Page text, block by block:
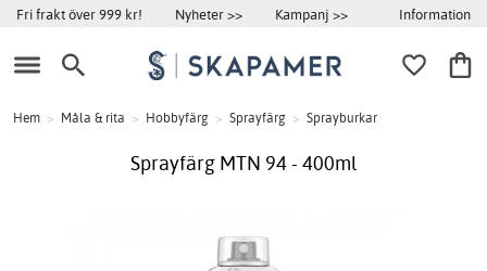
Fri frakt över 999 kr! Nyheter >> Kampanj >> Information
Hem > Måla & rita > Hobbyfärg > Sprayfärg > Sprayburkar
Sprayfärg MTN 94 - 400ml